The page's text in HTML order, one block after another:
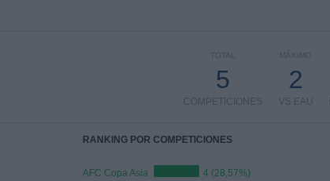
MÁXIMO
2
VS EAU
TOTAL
5
COMPETICIONES
RANKING POR COMPETICIONES
AFC Copa Asia
4 (28,57%)